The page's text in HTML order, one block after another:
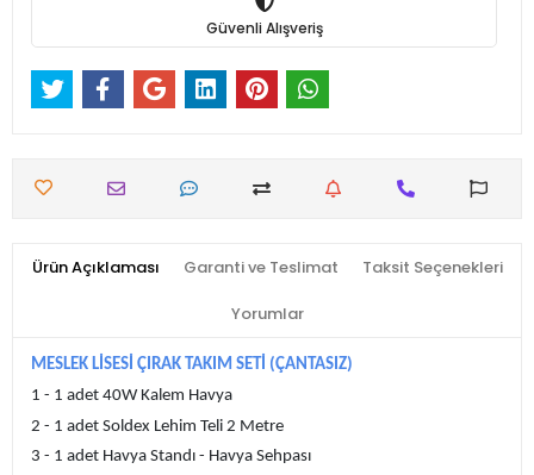
Güvenli Alışveriş
Ürün Açıklaması Garanti ve Teslimat Taksit Seçenekleri
Yorumlar
MESLEK LİSESİ ÇIRAK TAKIM SETİ (ÇANTASIZ)
1 - 1 adet 40W Kalem Havya
2 - 1 adet Soldex Lehim Teli 2 Metre
3 - 1 adet Havya Standı - Havya Sehpası